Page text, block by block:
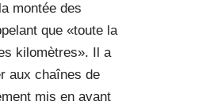
montée des
que «toute la
kilomètres». Il a
aux chaînes de
mis en avant